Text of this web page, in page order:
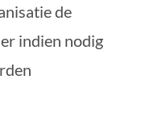
de
indien nodig